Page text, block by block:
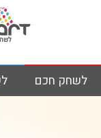
לשחק חכם